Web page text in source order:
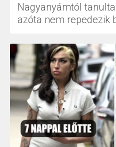
Nagyanyámtól
azóta nem repedezik